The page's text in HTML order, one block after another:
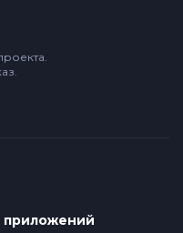
приложений